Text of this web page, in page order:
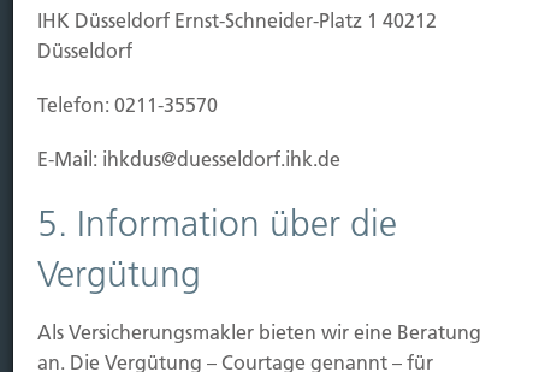
Baufertigstellung/Hauskauf
Einzug/Vermietung
Brück | Kapellstraße 2 | 40479 Düsseldorf
Telefon:0211-490066 |Fax: 0211-4911125 |
brueck@brueckkg.de
Kontaktformular
IHK Düsseldorf Ernst-Schneider-Platz 1 40212
Düsseldorf
Telefon: 0211-35570
E-Mail: ihkdus@duesseldorf.ihk.de
5. Information über die
Vergütung
Als Versicherungsmakler bieten wir eine Beratung
an. Die Vergütung – Courtage genannt – für